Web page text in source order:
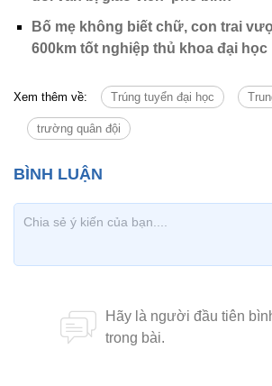
Bố mẹ không biết chữ, con trai
600km tốt nghiệp thủ khoa đại học
Xem thêm về: Trúng tuyển đại học
trường quân đội